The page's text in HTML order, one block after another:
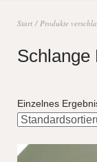
Start / Produkte
Schlange
Einzelnes